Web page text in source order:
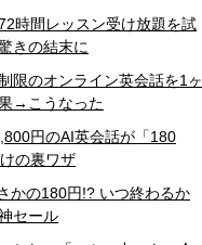
72時間レッスン受け放題を試
きの結末に
限のオンライン英会話を1ヶ
→こうなった
円のAI英会話が「180
の裏ワザ
かの180円!? いつ終わるか
セール